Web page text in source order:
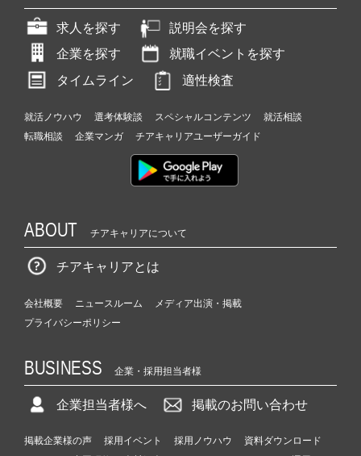
求人を探す
説明会を探す
企業を探す
就職イベントを探す
タイムライン
適性検査
就活ノウハウ 選考体験談 スペシャルコンテンツ
就活相談
転職相談
企業マンガ チアキャリアユーザーガイド
ABOUT チアキャリアについて
チアキャリアとは
会社概要 ニュースルーム
メディア出演・掲載
プライバシーポリシー
BUSINESS 企業・採用担当者様
企業担当者様へ 掲載のお問い合わせ
掲載企業様の声 採用イベント 採用ノウハウ
資料ダウンロード